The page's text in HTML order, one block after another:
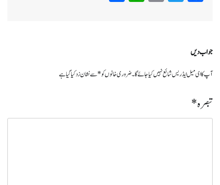
جواب دیں
آپ کا ای میل ایڈریس شائع نہیں کیا جائے گا۔ضروری خانوں کو*سے نشان زد کیا گیا ہے
تبصرہ*